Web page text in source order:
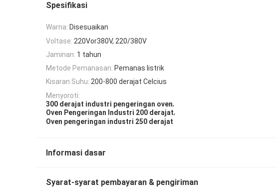
Spesifikasi
Warna: Disesuaikan
Voltase: 220Vor380V, 220/380V
Jaminan: 1 tahun
Metode Pemanasan: Pemanas listrik
Kisaran Suhu: 200-800 derajat Celcius
Menyoroti:
300 derajat industri pengeringan oven,
Oven Pengeringan Industri 200 derajat,
Oven pengeringan industri 250 derajat
Informasi dasar
Syarat-syarat pembayaran & pengiriman